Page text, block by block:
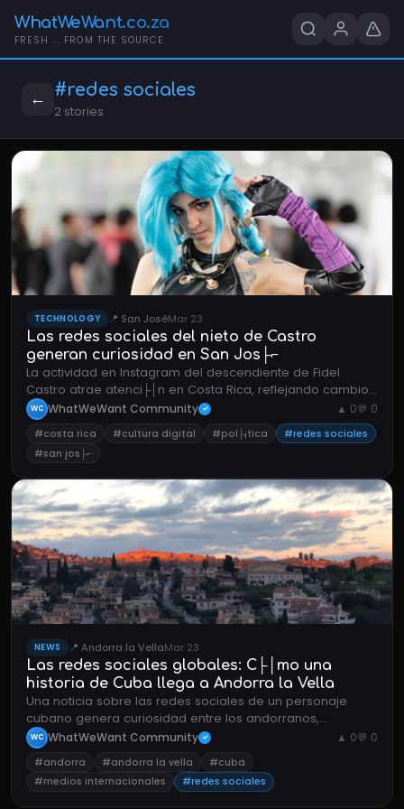
WhatWeWant.co.za
FRESH ... FROM THE SOURCE
← #redes sociales
2 stories
TECHNOLOGY 📍 San JoséMar 23
Las redes sociales del nieto de Castro
generan curiosidad en San Jos├⌐
La actividad en Instagram del descendiente de Fidel
Castro atrae atenci├│n en Costa Rica, reflejando cambios
generacionales en la regi├│n centroamericana.
WC WhatWeWant Community ✓ ▲ 0💬 0
#costa rica #cultura digital #pol├¡tica
#redes sociales
#san jos├⌐
NEWS 📍 Andorra la VellaMar 23
Las redes sociales globales: C├│mo una
historia de Cuba llega a Andorra la Vella
Una noticia sobre las redes sociales de un personaje
cubano genera curiosidad entre los andorranos,
reflejando c├│mo los contenidos internacionales
trascienden fronteras.
WC WhatWeWant Community ✓ ▲ 0💬 0
#andorra #andorra la vella
#cuba
#medios internacionales
#redes sociales